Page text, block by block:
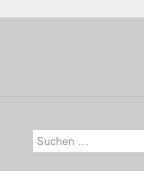
Suche nach: